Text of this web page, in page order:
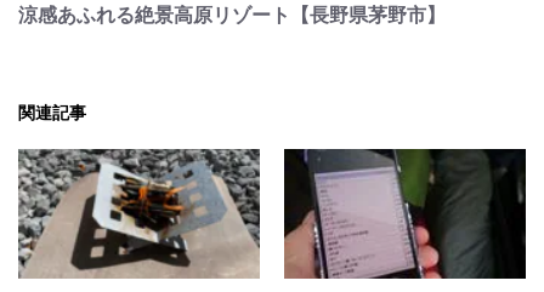
涼感あふれる絶景高原リゾート【長野県茅野市】
関連記事